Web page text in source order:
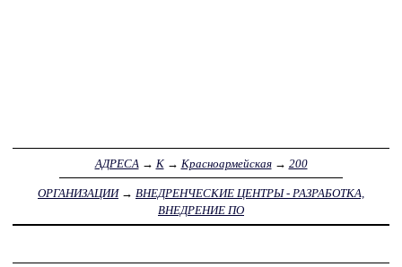
АДРЕСА → К→ Красноармейская→ 200
ОРГАНИЗАЦИИ→ ВНЕДРЕНЧЕСКИЕ ЦЕНТРЫ - РАЗРАБОТКА,
ВНЕДРЕНИЕ ПО